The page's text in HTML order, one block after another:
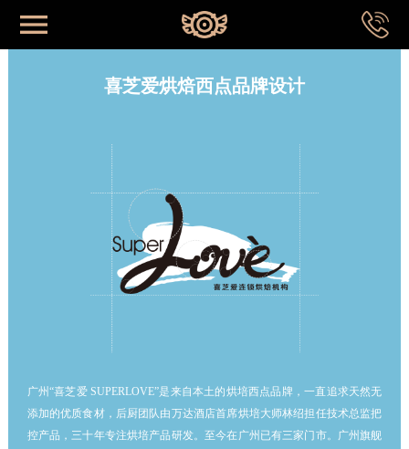
联系方式
喜芝爱烘焙西点品牌设计
广州“喜芝爱 SUPERLOVE”是来自本土的烘培西点品牌，一直追求天然无
添加的优质食材，后厨团队由万达酒店首席烘培大师林绍担任技术总监把
控产品，三十年专注烘培产品研发。至今在广州已有三家门市。广州旗舰